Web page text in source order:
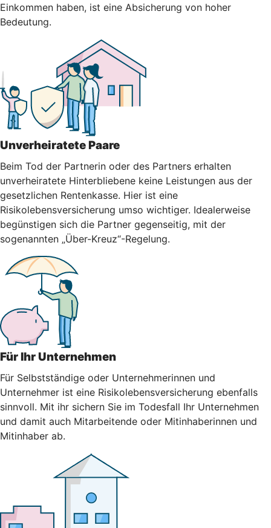
Einkommen haben, ist eine Absicherung von hoher
Bedeutung.
Unverheiratete Paare
Beim Tod der Partnerin oder des Partners erhalten
unverheiratete Hinterbliebene keine Leistungen aus der
gesetzlichen Rentenkasse. Hier ist eine
Risikolebensversicherung umso wichtiger. Idealerweise
begünstigen sich die Partner gegenseitig, mit der
sogenannten „Über-Kreuz“-Regelung.
Für Ihr Unternehmen
Für Selbstständige oder Unternehmerinnen und
Unternehmer ist eine Risikolebensversicherung ebenfalls
sinnvoll. Mit ihr sichern Sie im Todesfall Ihr Unternehmen
und damit auch Mitarbeitende oder Mitinhaberinnen und
Mitinhaber ab.